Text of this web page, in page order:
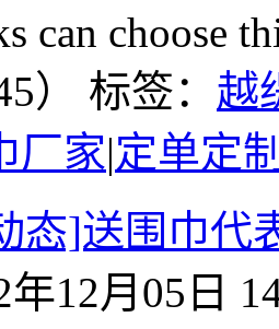
can choose
） 标签： 越
厂家|定单定
态]送围巾
年12月05日